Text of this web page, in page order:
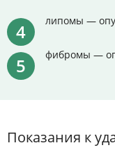
липомы —
фибромы —
Показания к